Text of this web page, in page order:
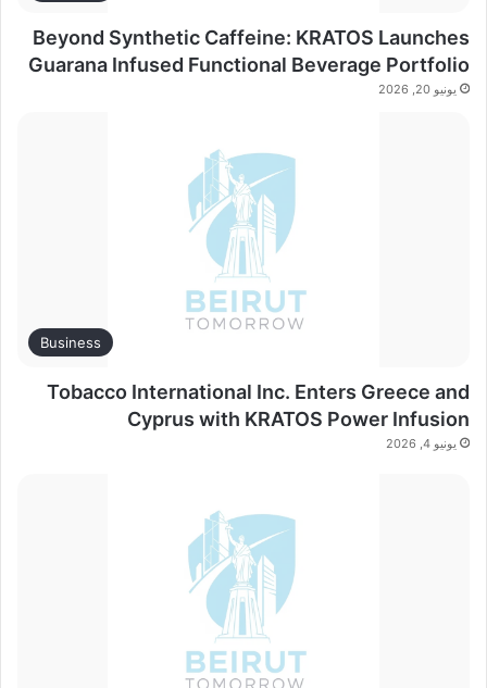
Beyond Synthetic Caffeine: KRATOS Launches
Guarana Infused Functional Beverage Portfolio
يونيو 20, 2026
Business
Tobacco International Inc. Enters Greece and
Cyprus with KRATOS Power Infusion
يونيو 4, 2026